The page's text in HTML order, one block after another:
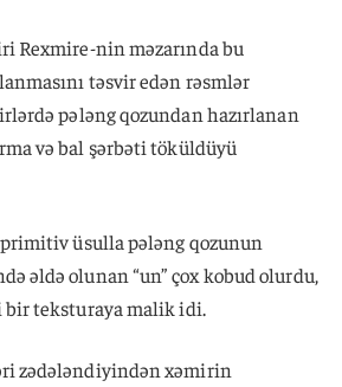
Rexmire-nin məzarında bu
təsvir edən rəsmlər
pələng qozundan hazırlanan
və bal şərbəti töküldüyü
üsulla pələng qozunun
əldə olunan “un” çox kobud olurdu,
bir teksturaya malik idi.
zədələndiyindən xəmirin